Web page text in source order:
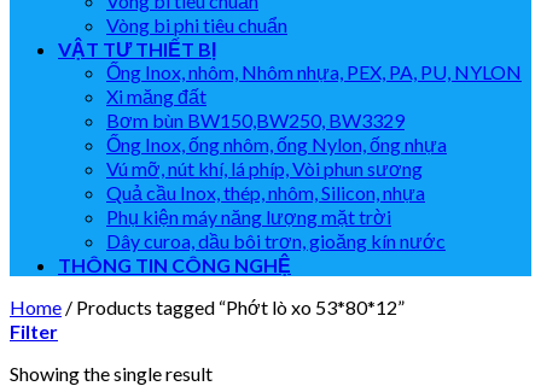
Vòng bi phi tiêu chuẩn
VẬT TƯ THIẾT BỊ
Ống Inox, nhôm, Nhôm nhựa, PEX, PA, PU, NYLON
Xi măng đất
Bơm bùn BW150,BW250, BW3329
Ống Inox, ống nhôm, ống Nylon, ống nhựa
Vú mỡ, nút khí, lá phíp, Vòi phun sương
Quả cầu Inox, thép, nhôm, Silicon, nhựa
Phụ kiện máy năng lượng mặt trời
Dây curoa, dầu bôi trơn, gioăng kín nước
THÔNG TIN CÔNG NGHỆ
Home / Products tagged “Phớt lò xo 53*80*12”
Filter
Showing the single result